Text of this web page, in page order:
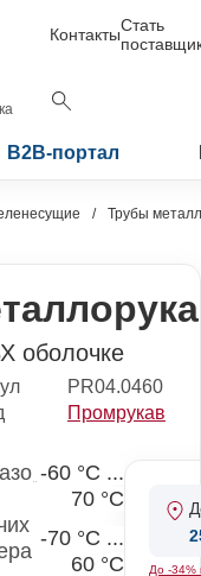
КонтактыСтать
B2B-портал
Трубы
оболочке
PR04.0460
Промрукав
-60 °С ...
70 °С
-70 °С ...
60 °С
До -34%